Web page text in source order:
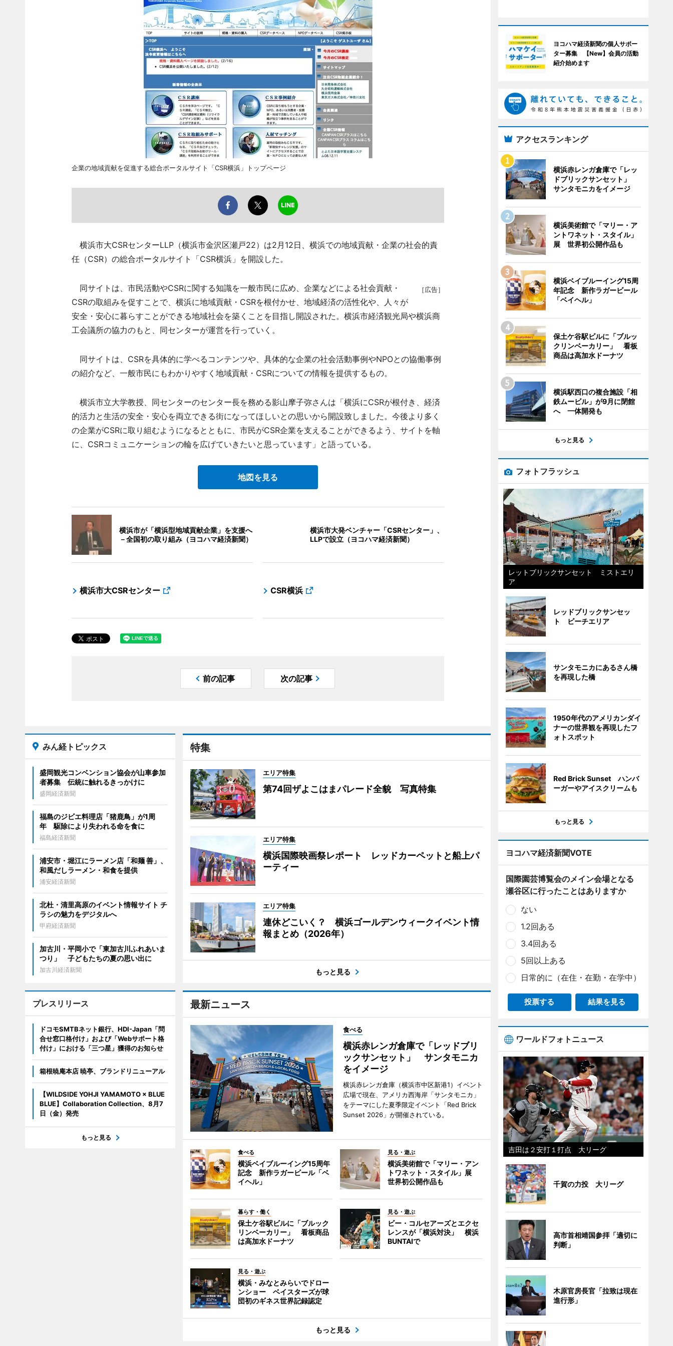
企業の地域貢献を促進する総合ポータルサイト「CSR横浜」トップページ
横浜市大CSRセンターLLP（横浜市金沢区瀬戸22）は2月12日、横浜での地域貢献・企業の社会的責
任（CSR）の総合ポータルサイト「CSR横浜」を開設した。
［広告］
同サイトは、市民活動やCSRに関する知識を一般市民に広め、企業などによる社会貢献・
CSRの取組みを促すことで、横浜に地域貢献・CSRを根付かせ、地域経済の活性化や、人々が
安全・安心に暮らすことができる地域社会を築くことを目指し開設された。横浜市経済観光局や横浜商
工会議所の協力のもと、同センターが運営を行っていく。
同サイトは、CSRを具体的に学べるコンテンツや、具体的な企業の社会活動事例やNPOとの協働事例
の紹介など、一般市民にもわかりやすく地域貢献・CSRについての情報を提供するもの。
横浜市立大学教授、同センターのセンター長を務める影山摩子弥さんは「横浜にCSRが根付き、経済
的活力と生活の安全・安心を両立できる街になってほしいとの思いから開設致しました。今後より多く
の企業がCSRに取り組むようになるとともに、市民がCSR企業を支えることができるよう、サイトを軸
に、CSRコミュニケーションの輪を広げていきたいと思っています」と語っている。
地図を見る
横浜市が「横浜型地域貢献企業」を支援へ
－全国初の取り組み（ヨコハマ経済新聞）
横浜市大発ベンチャー「CSRセンター」、
LLPで設立（ヨコハマ経済新聞）
横浜市大CSRセンター CSR横浜
前の記事 次の記事
特集
エリア特集
第74回ザよこはまパレード全貌 写真特集
エリア特集
横浜国際映画祭レポート レッドカーペットと船上パ
ーティー
エリア特集
連休どこいく？ 横浜ゴールデンウィークイベント情
報まとめ（2026年）
もっと見る
最新ニュース
食べる
横浜赤レンガ倉庫で「レッドブリ
ックサンセット」 サンタモニカ
をイメージ
横浜赤レンガ倉庫（横浜市中区新港1）イベント
広場で現在、アメリカ西海岸「サンタモニカ」
をテーマにした夏季限定イベント「Red Brick
Sunset 2026」が開催されている。
食べる
横浜ベイブルーイング15周年
記念 新作ラガービール「ベ
イヘル」
見る・遊ぶ
横浜美術館で「マリー・アン
トワネット・スタイル」展
世界初公開作品も
暮らす・働く
保土ケ谷駅ビルに「ブルック
リンベーカリー」 看板商品
は高加水ドーナツ
見る・遊ぶ
ビー・コルセアーズとエクセ
レンスが「横浜対決」 横浜
BUNTAIで
見る・遊ぶ
横浜・みなとみらいでドロー
ンショー ベイスターズが球
団初のギネス世界記録認定
もっと見る
みん経トピックス
盛岡観光コンベンション協会が山車参加
者募集 伝統に触れるきっかけに
盛岡経済新聞
福島のジビエ料理店「猪鹿鳥」が1周
年 駆除により失われる命を食に
福島経済新聞
浦安市・堀江にラーメン店「和麺 善」、
和風だしラーメン・和食を提供
浦安経済新聞
北杜・清里高原のイベント情報サイト チ
ラシの魅力をデジタルへ
甲府経済新聞
加古川・平岡小で「東加古川ふれあいま
つり」 子どもたちの夏の思い出に
加古川経済新聞
プレスリリース
ドコモSMTBネット銀行、HDI-Japan「問
合せ窓口格付け」および「Webサポート格
付け」における「三つ星」獲得のお知らせ
箱根暁庵本店 暁亭、ブランドリニューアル
【WILDSIDE YOHJI YAMAMOTO × BLUE
BLUE】Collaboration Collection、8月7
日（金）発売
もっと見る
ヨコハマ経済新聞の個人サポー
ター募集 【New】会員の活動
紹介始めます
アクセスランキング
横浜赤レンガ倉庫で「レッ
ドブリックサンセット」
サンタモニカをイメージ
横浜美術館で「マリー・ア
ントワネット・スタイル」
展 世界初公開作品も
横浜ベイブルーイング15周
年記念 新作ラガービール
「ベイヘル」
保土ケ谷駅ビルに「ブルッ
クリンベーカリー」 看板
商品は高加水ドーナツ
横浜駅西口の複合施設「相
鉄ムービル」が9月に閉館
へ 一体開発も
もっと見る
フォトフラッシュ
レットブリックサンセット ミストエリ
ア
レッドブリックサンセッ
ト ビーチエリア
サンタモニカにあるさん橋
を再現した橋
1950年代のアメリカンダイ
ナーの世界観を再現したフ
ォトスポット
Red Brick Sunset ハンバ
ーガーやアイスクリームも
もっと見る
ヨコハマ経済新聞VOTE
国際園芸博覧会のメイン会場となる
瀬谷区に行ったことはありますか
ない
1.2回ある
3.4回ある
5回以上ある
日常的に（在住・在勤・在学中）
投票する 結果を見る
ワールドフォトニュース
吉田は２安打１打点 大リーグ
千賀の力投 大リーグ
高市首相靖国参拝「適切に
判断」
木原官房長官「拉致は現在
進行形」